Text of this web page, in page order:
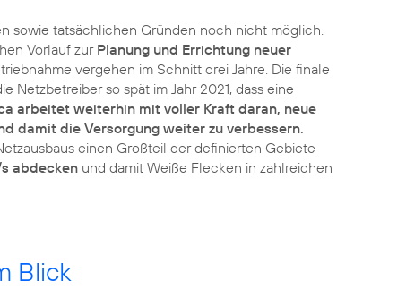
sowie tatsächlichen Gründen noch nicht möglich.
Vorlauf zur Planung und Errichtung neuer
vergehen im Schnitt drei Jahre. Die finale
so spät im Jahr 2021, dass eine
arbeitet weiterhin mit voller Kraft daran, neue
damit die Versorgung weiter zu verbessern.
einen Großteil der definierten Gebiete
abdecken und damit Weiße Flecken in zahlreichen
Blick